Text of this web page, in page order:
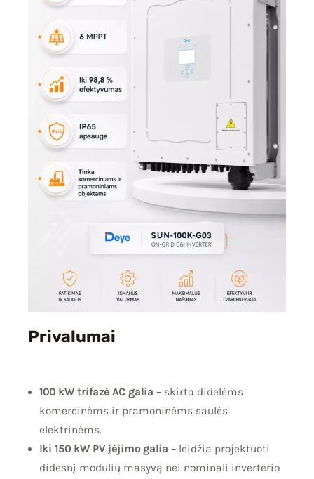
Privalumai
100 kW trifazė AC galia – skirta didelėms
komercinėms ir pramoninėms saulės
elektrinėms.
Iki 150 kW PV įėjimo galia – leidžia projektuoti
didesnį modulių masyvą nei nominali inverterio